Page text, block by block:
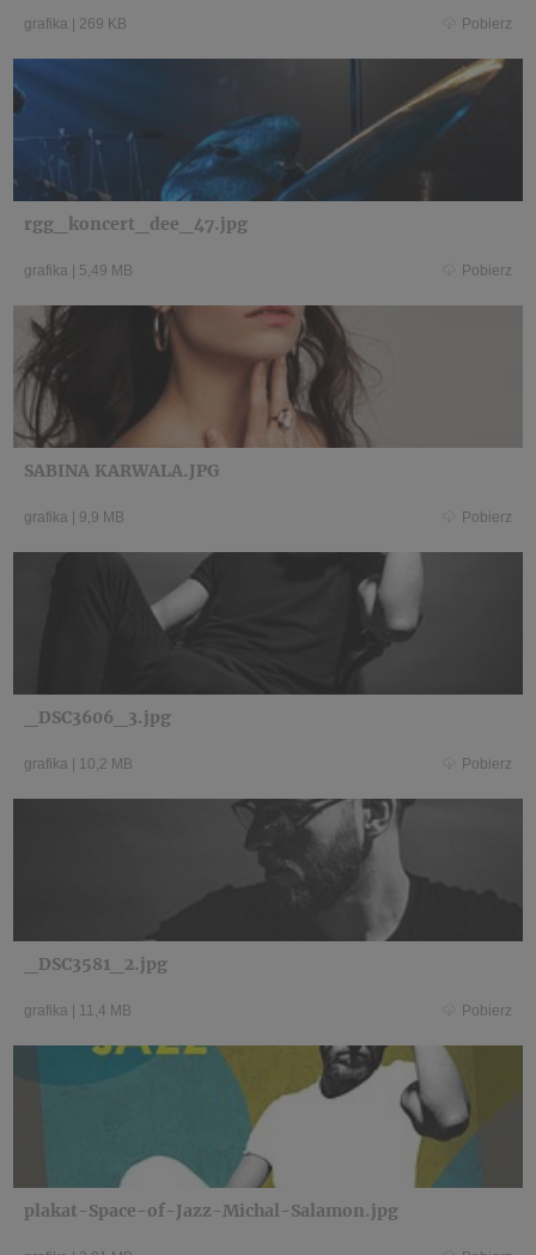
grafika 269 KB Pobierz
rgg_koncert_dee_47.jpg
grafika 5,49 MB Pobierz
SABINA KARWALA.JPG
grafika 9,9 MB Pobierz
_DSC3606_3.jpg
grafika 10,2 MB Pobierz
_DSC3581_2.jpg
grafika 11,4 MB Pobierz
plakat-Space-of-Jazz-Michal-Salamon.jpg